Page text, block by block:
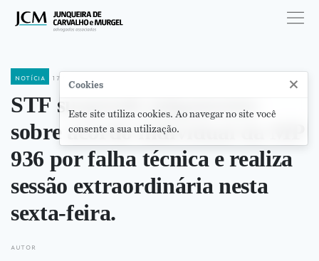
notícia 17 de abril de 2020
STF suspende julgamento
sobre acordo individual da MP
936 por falha técnica e realiza
sessão extraordinária nesta
sexta-feira.
autor
Cookies ×
Este site utiliza cookies. Ao navegar no site você
consente a sua utilização.